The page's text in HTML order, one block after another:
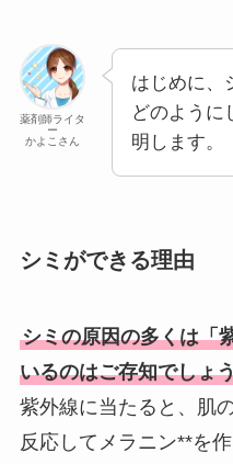
薬剤師ライタ
ー
かよこさん
はじめに、
どのように
明します。
シミができる理由
シミの原因の多くは「
いるのはご存知でしょ
紫外線に当たると、肌
反応してメラニン**を